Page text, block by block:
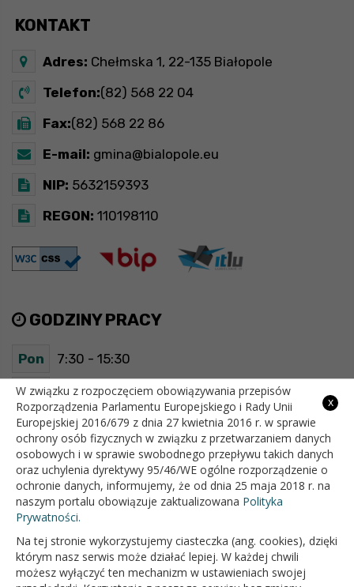
KONTAKT
Adres: Chełmska 1, 22-135 Białopole
Telefon:(82) 568 22 04
Fax:(82) 568 22 86
E-mail: gmina@bialopole.eu
NIP: 5632159393
REGON: 110198110
GODZINY PRACY
Pon 7:30 - 15:30
Wt 7:30 - 15:30
Śr 7:30 - 15:30
Czw 7:30 - 15:30
Pt 7:30 - 15:30
OFICJALNY SERWIS INTERNETOWY GMINY BIAŁOPOLE
x
W związku z rozpoczęciem obowiązywania przepisów
Rozporządzenia Parlamentu Europejskiego i Rady Unii
Europejskiej 2016/679 z dnia 27 kwietnia 2016 r. w sprawie
ochrony osób fizycznych w związku z przetwarzaniem danych
osobowych i w sprawie swobodnego przepływu takich danych
oraz uchylenia dyrektywy 95/46/WE ogólne rozporządzenie o
ochronie danych, informujemy, że od dnia 25 maja 2018 r. na
naszym portalu obowiązuje zaktualizowana Polityka
Prywatności.
Na tej stronie wykorzystujemy ciasteczka (ang. cookies), dzięki
którym nasz serwis może działać lepiej. W każdej chwili
możesz wyłączyć ten mechanizm w ustawieniach swojej